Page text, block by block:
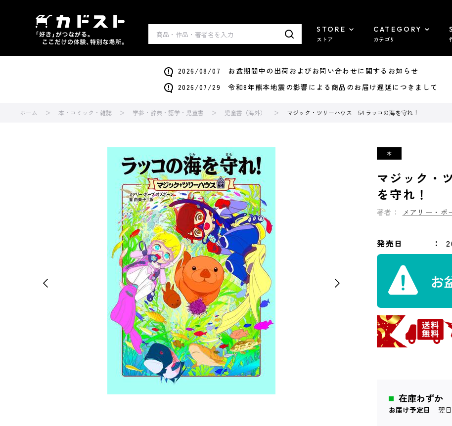
STORE
ストア
CATEGORY
カテゴリ
2026/08/07 お盆期間中の出荷およびお問い合わせに関するお知らせ
2026/07/29 令和8年熊本地震の影響による商品のお届け遅延につきまして
ホーム 本・コミック・雑誌 学参・辞典・語学・児童書 児童書（海外） マジック・ツリーハウス 54 ラッコの海を守れ！
マジック・
を守れ！
著者： メアリー・ポ
発売日
在庫わずか
お届け予定日 翌